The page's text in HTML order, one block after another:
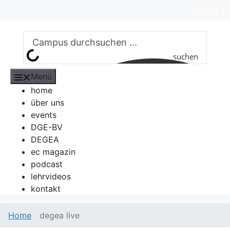
springen
suchen
Menü
home
über uns
events
DGE-BV
DEGEA
ec magazin
podcast
lehrvideos
kontakt
Home degea live